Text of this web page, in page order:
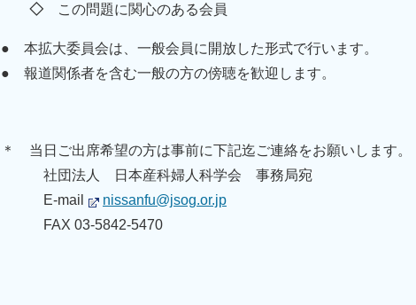
◇
この問題に関心のある会員
● 本拡大委員会は、一般会員に開放した形式で行います。
● 報道関係者を含む一般の方の傍聴を歓迎します。
＊ 当日ご出席希望の方は事前に下記迄ご連絡をお願いします。
社団法人 日本産科婦人科学会 事務局宛
E-mail
nissanfu@jsog.or.jp
FAX 03-5842-5470